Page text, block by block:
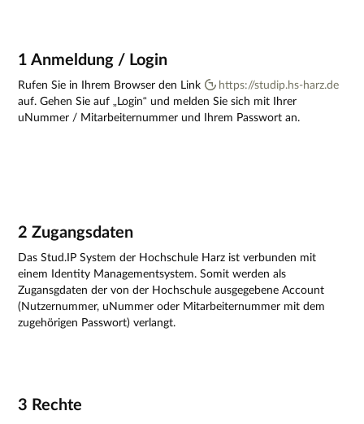
1 Anmeldung / Login
Rufen Sie in Ihrem Browser den Link
https://studip.hs-harz.de
auf. Gehen Sie auf „Login“ und melden Sie sich mit Ihrer
uNummer / Mitarbeiternummer und Ihrem Passwort an.
2 Zugangsdaten
Das Stud.IP System der Hochschule Harz ist verbunden mit
einem Identity Managementsystem. Somit werden als
Zugansgdaten der von der Hochschule ausgegebene Account
(Nutzernummer, uNummer oder Mitarbeiternummer mit dem
zugehörigen Passwort) verlangt.
3 Rechte